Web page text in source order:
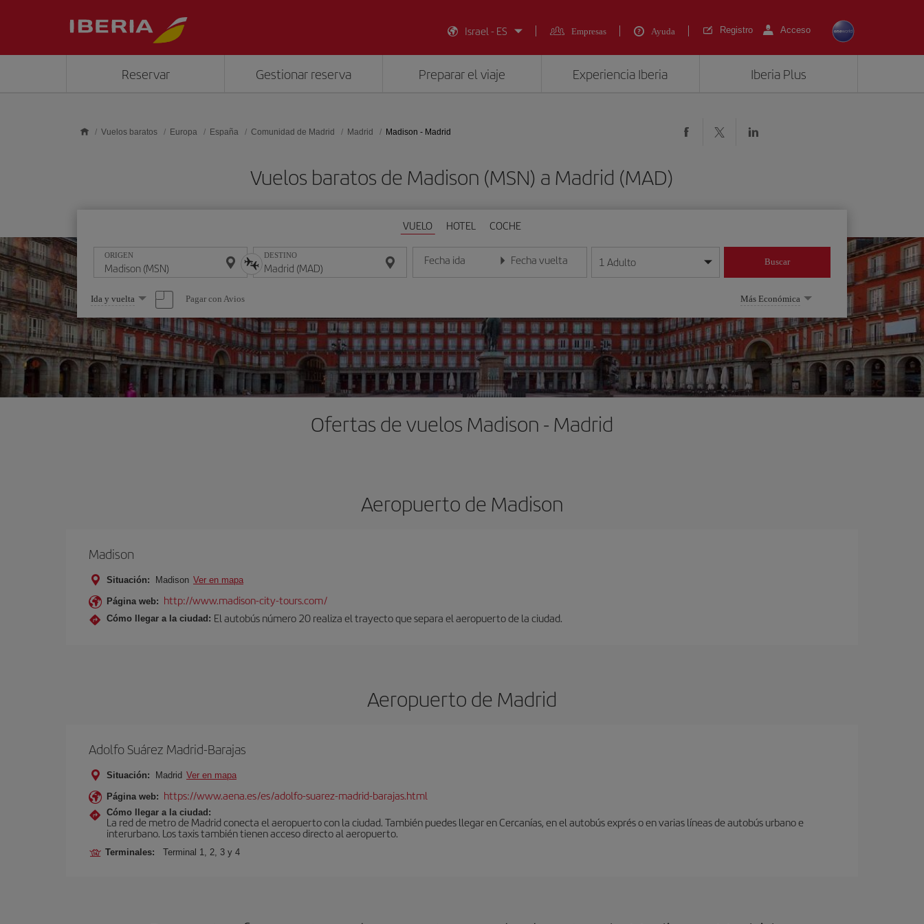
Israel - ES
Empresas Ayuda Registro Acceso
Reservar Gestionar reserva Preparar el viaje Experiencia Iberia Iberia Plus
Vuelos baratos Europa España Comunidad de Madrid Madrid Madison - Madrid
Vuelos baratos de Madison (MSN) a Madrid (MAD)
VUELO HOTEL COCHE
ORIGEN DESTINO Fecha ida
Introduce la fecha en formato día/mes/año
Fecha vuelta
Introduce la fecha en formato día/mes/año
1 Adulto Buscar
Seleccione
una
opción
Ida y vuelta Pagar con Avios Más Económica
Ofertas de vuelos Madison - Madrid
Aeropuerto de Madison
Madison
Situación: Madison Ver en mapa
Página web: http://www.madison-city-tours.com/
Cómo llegar a la ciudad: El autobús número 20 realiza el trayecto que separa el aeropuerto de la ciudad.
Aeropuerto de Madrid
Adolfo Suárez Madrid-Barajas
Situación: Madrid Ver en mapa
Página web: https://www.aena.es/es/adolfo-suarez-madrid-barajas.html
Cómo llegar a la ciudad:
La red de metro de Madrid conecta el aeropuerto con la ciudad. También puedes llegar en Cercanías, en el autobús exprés o en varias líneas de autobús urbano e
interurbano. Los taxis también tienen acceso directo al aeropuerto.
Terminales: Terminal 1, 2, 3 y 4